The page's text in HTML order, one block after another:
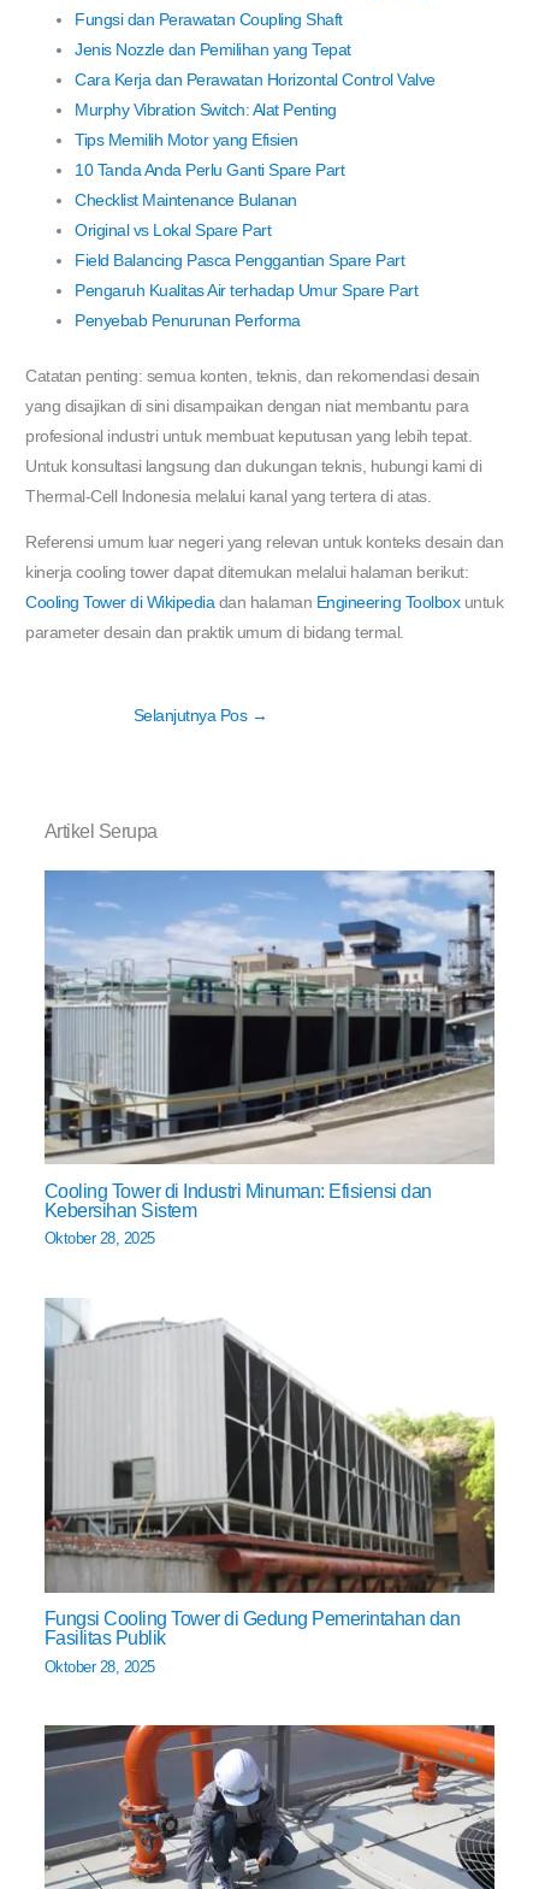
Fungsi dan Perawatan Coupling Shaft
Jenis Nozzle dan Pemilihan yang Tepat
Cara Kerja dan Perawatan Horizontal Control Valve
Murphy Vibration Switch: Alat Penting
Tips Memilih Motor yang Efisien
10 Tanda Anda Perlu Ganti Spare Part
Checklist Maintenance Bulanan
Original vs Lokal Spare Part
Field Balancing Pasca Penggantian Spare Part
Pengaruh Kualitas Air terhadap Umur Spare Part
Penyebab Penurunan Performa
Catatan penting: semua konten, teknis, dan rekomendasi desain
yang disajikan di sini disampaikan dengan niat membantu para
profesional industri untuk membuat keputusan yang lebih tepat.
Untuk konsultasi langsung dan dukungan teknis, hubungi kami di
Thermal-Cell Indonesia melalui kanal yang tertera di atas.
Referensi umum luar negeri yang relevan untuk konteks desain dan
kinerja cooling tower dapat ditemukan melalui halaman berikut:
Cooling Tower di Wikipediadan halaman Engineering Toolboxuntuk
parameter desain dan praktik umum di bidang termal.
Selanjutnya Pos →
Artikel Serupa
Cooling Tower di Industri Minuman: Efisiensi dan
Kebersihan Sistem
Oktober 28, 2025
Fungsi Cooling Tower di Gedung Pemerintahan dan
Fasilitas Publik
Oktober 28, 2025